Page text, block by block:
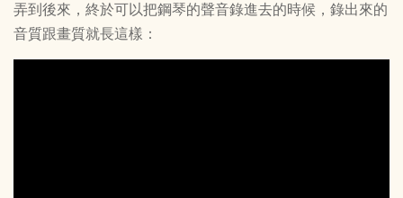
弄到後來，終於可以把鋼琴的聲音錄進去的時候，錄出來的
音質跟畫質就長這樣：